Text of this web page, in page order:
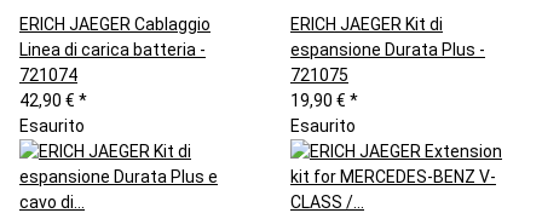
ERICH JAEGER Cablaggio
Linea di carica batteria -
721074
42,90 € *
ERICH JAEGER Kit di
espansione Durata Plus -
721075
19,90 € *
Esaurito
Esaurito